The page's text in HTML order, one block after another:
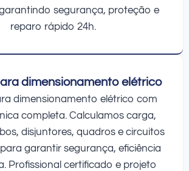
segurança, proteção e
reparo rápido 24h.
dimensionamento elétrico
dimensionamento elétrico com
completa. Calculamos carga,
disjuntores, quadros e circuitos
garantir segurança, eficiência
Profissional certificado e projeto